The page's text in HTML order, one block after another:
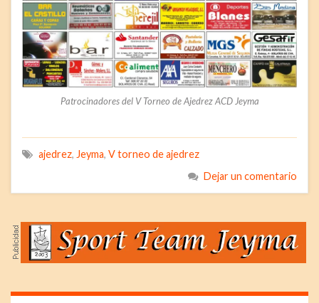
Patrocinadores del V Torneo de Ajedrez ACD Jeyma
ajedrez, Jeyma, V torneo de ajedrez
Dejar un comentario